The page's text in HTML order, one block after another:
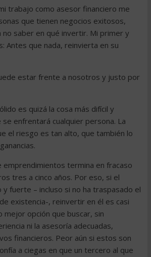
trabajo como asesor financiero me
que tienen negocios exitosos,
no saber en qué invertir. Mi primer y
Antes que nada, reinvierta en su
estar frente a nosotros y justo por
es quizá la cosa más difícil y
se enfrentará cualquier persona. La
el riesgo es tan alto, que también lo
emprendimientos termina en fracaso
tres a cinco años. Por eso, si el
y fuerte – incluso si no ha traspasado el
existencia-, reinvertir en él es casi
mejor opción que buscar, sin
ni la asesoría adecuadas,
financieros. Peor aún si estos son
a ciegas en que un tercero al que